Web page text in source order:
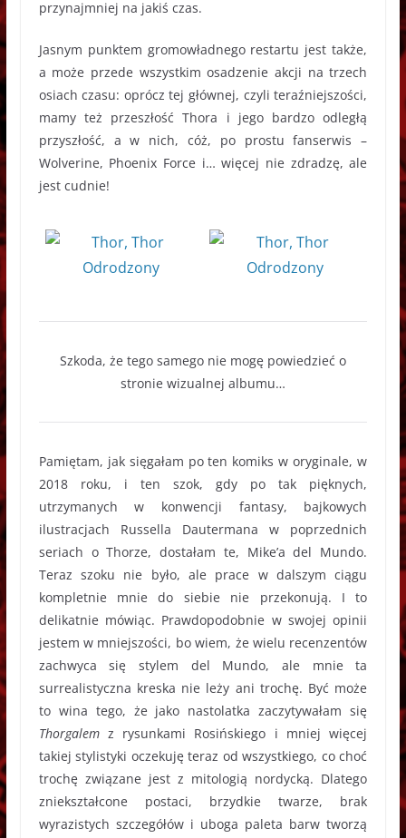
przynajmniej na jakiś czas.
Jasnym punktem gromowładnego restartu jest także,
a może przede wszystkim osadzenie akcji na trzech
osiach czasu: oprócz tej głównej, czyli teraźniejszości,
mamy też przeszłość Thora i jego bardzo odległą
przyszłość, a w nich, cóż, po prostu fanserwis –
Wolverine, Phoenix Force i… więcej nie zdradzę, ale
jest cudnie!
Szkoda, że tego samego nie mogę powiedzieć o
stronie wizualnej albumu…
Pamiętam, jak sięgałam po ten komiks w oryginale, w
2018 roku, i ten szok, gdy po tak pięknych,
utrzymanych w konwencji fantasy, bajkowych
ilustracjach Russella Dautermana w poprzednich
seriach o Thorze, dostałam te, Mike’a del Mundo.
Teraz szoku nie było, ale prace w dalszym ciągu
kompletnie mnie do siebie nie przekonują. I to
delikatnie mówiąc. Prawdopodobnie w swojej opinii
jestem w mniejszości, bo wiem, że wielu recenzentów
zachwyca się stylem del Mundo, ale mnie ta
surrealistyczna kreska nie leży ani trochę. Być może
to wina tego, że jako nastolatka zaczytywałam się
Thorgalemz rysunkami Rosińskiego i mniej więcej
takiej stylistyki oczekuję teraz od wszystkiego, co choć
trochę związane jest z mitologią nordycką. Dlatego
zniekształcone postaci, brzydkie twarze, brak
wyrazistych szczegółów i uboga paleta barw tworzą